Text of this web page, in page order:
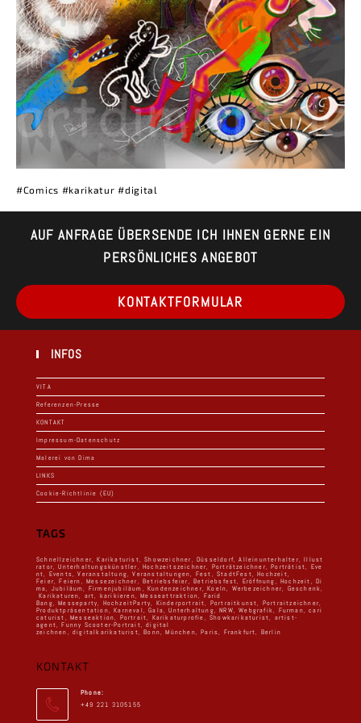
#Comics #karikatur #digital
AUF ANFRAGE ÜBERSENDE ICH IHNEN GERNE EIN
PERSÖNLICHES ANGEBOT
KONTAKTFORMULAR
in
INFOS
VITA
Referenzen-Presse
KONTAKT
Impressum-Datenschutz
Malerei von Dima
LINKS
Cookie-Richtlinie (EU)
TAGS
Schnellzeichner,Karikaturist,Showzeichner ,Düsseldorf,Alleinunterhalter,Illust
rator,Unterhaltungskünstler ,Hochzeitszeichner, Porträtzeichner,Porträtist, Eve
nt, Events,Veranstaltung,Veranstaltungen, Fest ,StadtFest,Hochzeit,
Feier,Feiern ,Messezeichner ,Betriebsfeier ,Betriebsfest, Eröffnung ,Hochzeit ,Di
ma, Jubiläum, Firmenjubiläum ,Kundenzeichner,Koeln, Werbezeichner, Geschenk,
Karikaturen, art, karikieren,Messeattraktion, Farid
Bang,Messeparty, HochzeitParty, Kinderportrait, Portraitkunst, Portraitzeichner,
Produktpräsentation,Karneval,Gala,Unterhaltung,NRW,Webgrafik, Furman,cari
caturist ,Messeaktion, Portrait, Karikaturprofie ,Showkarikaturist, artist-
agent,Funny Scooter-Portrait,digital
zeichnen ,digitalkarikaturist,Bonn,München,Paris, Frankfurt, Berlin
KONTAKT
Phone:
+49 221 3105155